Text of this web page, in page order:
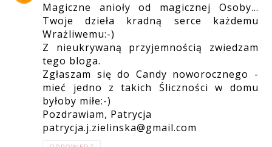
Magiczne anioły od magicznej Osoby...
Twoje dzieła kradną serce każdemu
Wrażliwemu:-)
Z nieukrywaną przyjemnością zwiedzam
tego bloga.
Zgłaszam się do Candy noworocznego -
mieć jedno z takich Śliczności w domu
byłoby miłe:-)
Pozdrawiam, Patrycja
patrycja.j.zielinska@gmail.com